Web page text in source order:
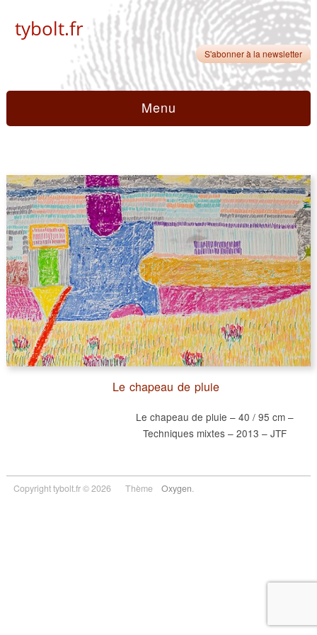
tybolt.fr
S'abonner à la newsletter
Menu
Le chapeau de pluie
Le chapeau de pluie – 40 / 95 cm –
Techniques mixtes – 2013 – JTF
Copyright tybolt.fr © 2026 Thème Oxygen